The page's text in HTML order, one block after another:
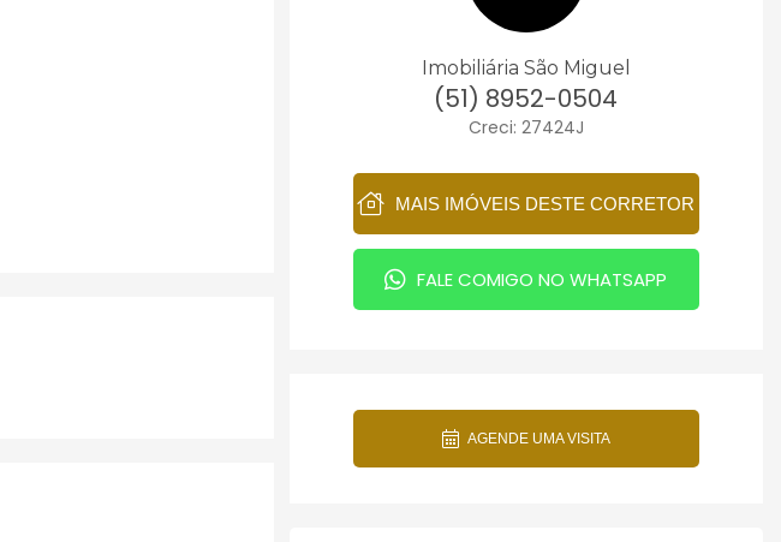
Imobiliária São Miguel
(51) 8952-0504
Creci: 27424J
MAIS IMÓVEIS DESTE CORRETOR
FALE COMIGO NO WHATSAPP
AGENDE UMA VISITA